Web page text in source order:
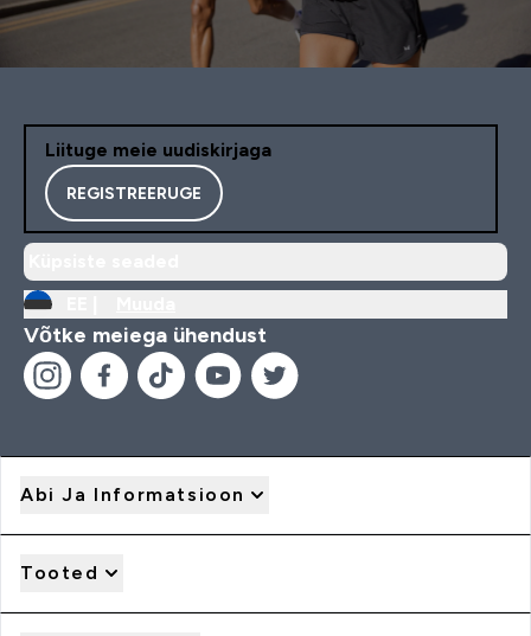
Liituge meie uudiskirjaga
REGISTREERUGE
Võtke meiega ühendust
Abi Ja Informatsioon
Tooted